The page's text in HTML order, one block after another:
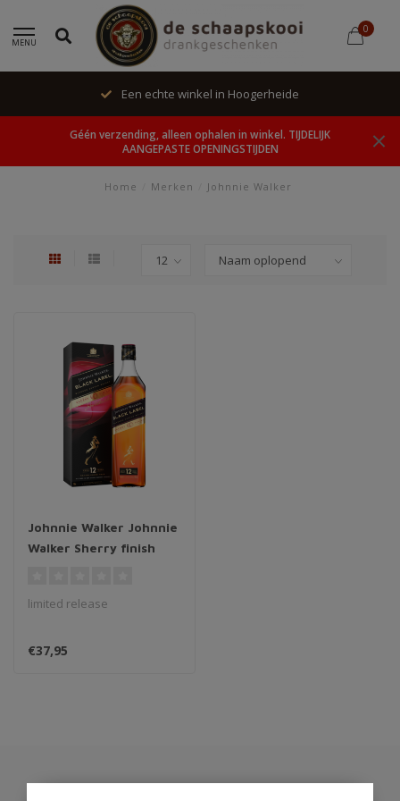
MENU
0
Een echte winkel in Hoogerheide
Géén verzending, alleen ophalen in winkel. TIJDELIJK
AANGEPASTE OPENINGSTIJDEN
Home Merken Johnnie Walker
Johnnie Walker Johnnie
Walker Sherry finish
limited release
€37,95